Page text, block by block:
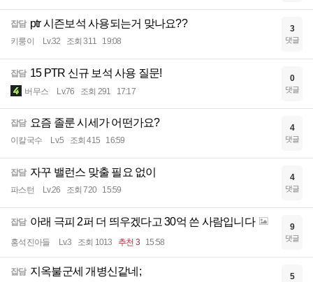
잡담 ptr 시즌보석 사용되는거 맞나요??
키룽이 Lv.32 조회 311 19:08
3
댓글
잡담 15 PTR 신규 보석 사용 질문!
버무스 Lv.76 조회 291 17:17
0
댓글
잡담 요즘 졸룬 시세가 어떤가요?
이칼국수 Lv.5 조회 415 16:59
4
댓글
잡담 자꾸 밸런스 맞출 필요 없이
파스턴 Lv.26 조회 720 15:59
4
댓글
잡담 아래 극피 2퍼 더 띄우겠다고 30억 쓴 사람입니다
홍석진아들 Lv.3 조회 1013 추천 3 15:58
9
댓글
잡담 지옥불군세 개병신같네; 5